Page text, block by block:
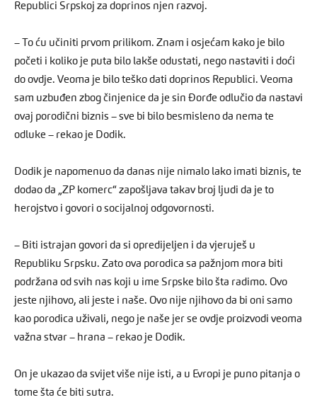
Republici Srpskoj za doprinos njen razvoj.
– To ću učiniti prvom prilikom. Znam i osjećam kako je bilo
početi i koliko je puta bilo lakše odustati, nego nastaviti i doći
do ovdje. Veoma je bilo teško dati doprinos Republici. Veoma
sam uzbuđen zbog činjenice da je sin Đorđe odlučio da nastavi
ovaj porodični biznis – sve bi bilo besmisleno da nema te
odluke – rekao je Dodik.
Dodik je napomenuo da danas nije nimalo lako imati biznis, te
dodao da „ZP komerc“ zapošljava takav broj ljudi da je to
herojstvo i govori o socijalnoj odgovornosti.
– Biti istrajan govori da si opredijeljen i da vjeruješ u
Republiku Srpsku. Zato ova porodica sa pažnjom mora biti
podržana od svih nas koji u ime Srpske bilo šta radimo. Ovo
jeste njihovo, ali jeste i naše. Ovo nije njihovo da bi oni samo
kao porodica uživali, nego je naše jer se ovdje proizvodi veoma
važna stvar – hrana – rekao je Dodik.
On je ukazao da svijet više nije isti, a u Evropi je puno pitanja o
tome šta će biti sutra.